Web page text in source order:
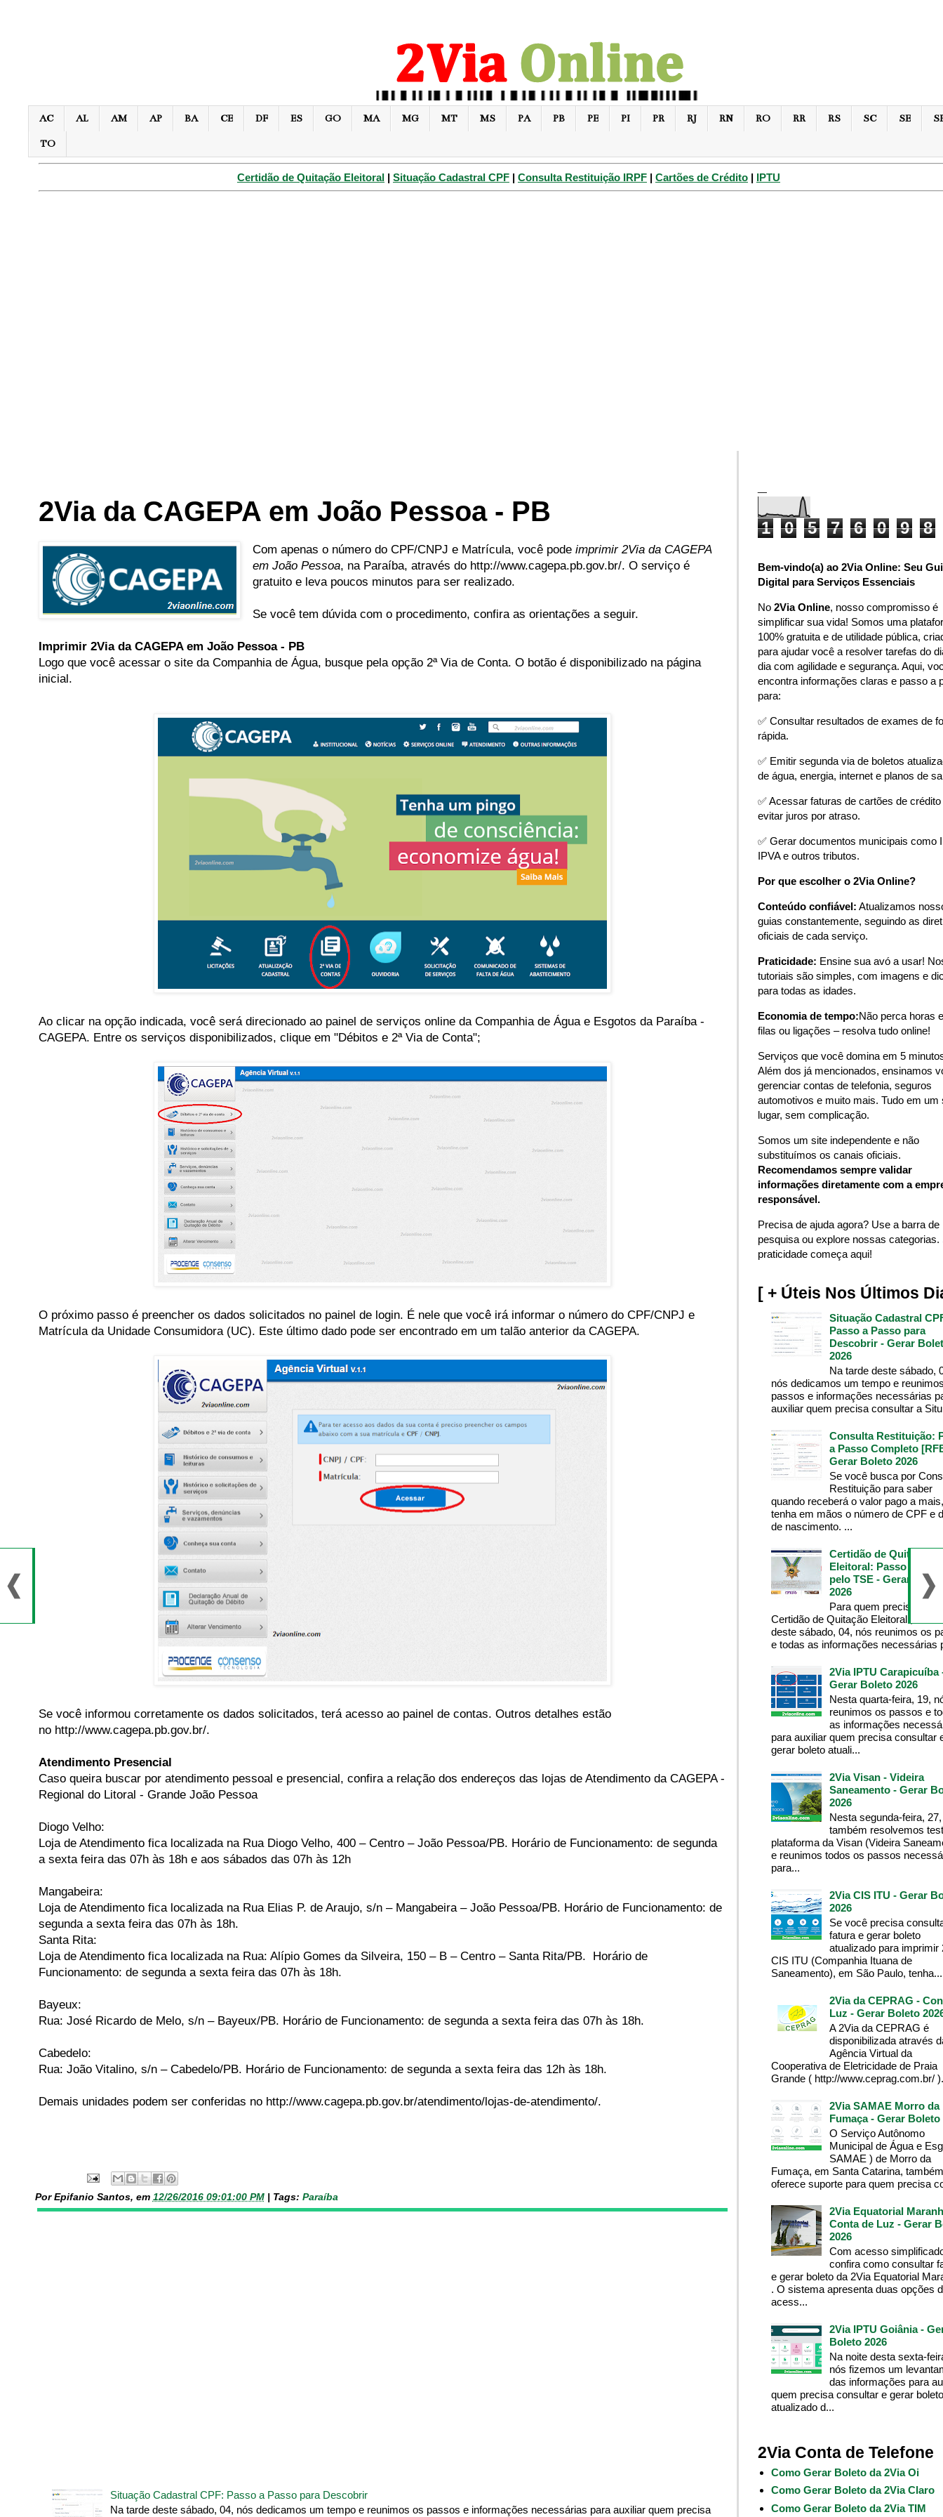
AC AL AM AP BA CE DF ES GO MA MG MT MS PA PB PE PI PR RJ RN RO RR RS SC SE
TO
Certidão de Quitação Eleitoral | Situação Cadastral CPF | Consulta Restituição IRPF | Cartões de Crédito | IPTU
2Via da CAGEPA em João Pessoa - PB
Com apenas o número do CPF/CNPJ e Matrícula, você pode imprimir 2Via da CAGEPA
em João Pessoa, na Paraíba, através do http://www.cagepa.pb.gov.br/. O serviço é
gratuito e leva poucos minutos para ser realizado.
Se você tem dúvida com o procedimento, confira as orientações a seguir.
Imprimir 2Via da CAGEPA em João Pessoa - PB
Logo que você acessar o site da Companhia de Água, busque pela opção 2ª Via de Conta. O botão é disponibilizado na página
inicial.
Ao clicar na opção indicada, você será direcionado ao painel de serviços online da Companhia de Água e Esgotos da Paraíba -
CAGEPA. Entre os serviços disponibilizados, clique em "Débitos e 2ª Via de Conta";
O próximo passo é preencher os dados solicitados no painel de login. É nele que você irá informar o número do CPF/CNPJ e
Matrícula da Unidade Consumidora (UC). Este último dado pode ser encontrado em um talão anterior da CAGEPA.
Se você informou corretamente os dados solicitados, terá acesso ao painel de contas. Outros detalhes estão
no http://www.cagepa.pb.gov.br/.
Atendimento Presencial
Caso queira buscar por atendimento pessoal e presencial, confira a relação dos endereços das lojas de Atendimento da CAGEPA -
Regional do Litoral - Grande João Pessoa
Diogo Velho:
Loja de Atendimento fica localizada na Rua Diogo Velho, 400 – Centro – João Pessoa/PB. Horário de Funcionamento: de segunda
a sexta feira das 07h às 18h e aos sábados das 07h às 12h
Mangabeira:
Loja de Atendimento fica localizada na Rua Elias P. de Araujo, s/n – Mangabeira – João Pessoa/PB. Horário de Funcionamento: de
segunda a sexta feira das 07h às 18h.
Santa Rita:
Loja de Atendimento fica localizada na Rua: Alípio Gomes da Silveira, 150 – B – Centro – Santa Rita/PB. Horário de
Funcionamento: de segunda a sexta feira das 07h às 18h.
Bayeux:
Rua: José Ricardo de Melo, s/n – Bayeux/PB. Horário de Funcionamento: de segunda a sexta feira das 07h às 18h.
Cabedelo:
Rua: João Vitalino, s/n – Cabedelo/PB. Horário de Funcionamento: de segunda a sexta feira das 12h às 18h.
Demais unidades podem ser conferidas no http://www.cagepa.pb.gov.br/atendimento/lojas-de-atendimento/.
Por Epifanio Santos, em 12/26/2016 09:01:00 PM | Tags: Paraíba
Situação Cadastral CPF: Passo a Passo para Descobrir
Na tarde deste sábado, 04, nós dedicamos um tempo e reunimos os passos e informações necessárias para auxiliar quem precisa
1 0 5 7 6 0 9 8
Bem-vindo(a) ao 2Via Online: Seu
Digital para Serviços Essenciais
No 2Via Online, nosso compromisso é
simplificar sua vida! Somos uma
100% gratuita e de utilidade pública,
para ajudar você a resolver tarefas do
dia com agilidade e segurança. Aqui,
encontra informações claras e passo a
para:
✅ Consultar resultados de exames de
rápida.
✅ Emitir segunda via de boletos
de água, energia, internet e planos de
✅ Acessar faturas de cartões de crédito
evitar juros por atraso.
✅ Gerar documentos municipais como
IPVA e outros tributos.
Por que escolher o 2Via Online?
Conteúdo confiável: Atualizamos
guias constantemente, seguindo as
oficiais de cada serviço.
Praticidade: Ensine sua avó a usar!
tutoriais são simples, com imagens e
para todas as idades.
Economia de tempo:Não perca horas
filas ou ligações – resolva tudo online!
Serviços que você domina em 5
Além dos já mencionados, ensinamos
gerenciar contas de telefonia, seguros
automotivos e muito mais. Tudo em um
lugar, sem complicação.
Somos um site independente e não
substituímos os canais oficiais.
Recomendamos sempre validar
informações diretamente com a
responsável.
Precisa de ajuda agora? Use a barra de
pesquisa ou explore nossas categorias.
praticidade começa aqui!
[ + Úteis Nos Últimos
Situação Cadastral
Passo a Passo para
Descobrir - Gerar
2026
Na tarde deste sábado,
nós dedicamos um tempo e
passos e informações necessárias
auxiliar quem precisa consultar a
Consulta Restituição:
a Passo Completo
Gerar Boleto 2026
Se você busca por
Restituição para saber
quando receberá o valor pago a mais,
tenha em mãos o número de CPF e
de nascimento. ...
Certidão de Quitação
Eleitoral: Passo a
pelo TSE - Gerar
2026
Para quem precisa da
Certidão de Quitação Eleitoral , na
deste sábado, 04, nós reunimos os
e todas as informações necessárias
2Via IPTU Carapicuíba
Gerar Boleto 2026
Nesta quarta-feira, 19,
reunimos os passos e
as informações
para auxiliar quem precisa consultar
gerar boleto atuali...
2Via Visan - Videira
Saneamento - Gerar
2026
Nesta segunda-feira,
também resolvemos
plataforma da Visan (Videira
e reunimos todos os passos
para...
2Via CIS ITU - Gerar
2026
Se você precisa
fatura e gerar boleto
atualizado para imprimir
CIS ITU (Companhia Ituana de
Saneamento), em São Paulo, tenha...
2Via da CEPRAG -
Luz - Gerar Boleto
A 2Via da CEPRAG é
disponibilizada através
Agência Virtual da
Cooperativa de Eletricidade de Praia
Grande ( http://www.ceprag.com.br/
2Via SAMAE Morro da
Fumaça - Gerar Boleto
O Serviço Autônomo
Municipal de Água e
SAMAE ) de Morro da
Fumaça, em Santa Catarina, também
oferece suporte para quem precisa
2Via Equatorial
Conta de Luz - Gerar
2026
Com acesso
confira como consultar
e gerar boleto da 2Via Equatorial
. O sistema apresenta duas opções
acess...
2Via IPTU Goiânia -
Boleto 2026
Na noite desta sexta-
nós fizemos um
das informações para
quem precisa consultar e gerar boleto
atualizado d...
2Via Conta de Telefone
Como Gerar Boleto da 2Via Oi
Como Gerar Boleto da 2Via Claro
Como Gerar Boleto da 2Via TIM